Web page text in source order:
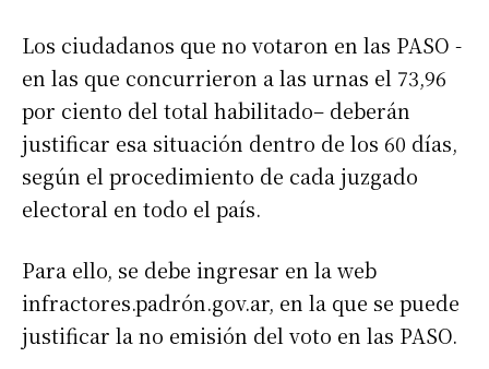
Los ciudadanos que no votaron en las PASO -
en las que concurrieron a las urnas el 73,96
por ciento del total habilitado– deberán
justificar esa situación dentro de los 60 días,
según el procedimiento de cada juzgado
electoral en todo el país.
Para ello, se debe ingresar en la web
infractores.padrón.gov.ar, en la que se puede
justificar la no emisión del voto en las PASO.